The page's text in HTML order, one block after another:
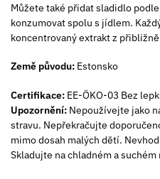
Můžete také přidat sladidlo
konzumovat spolu s jídlem.
koncentrovaný extrakt z přibližně
Země původu: Estonsko
Certifikace: EE-ÖKO-03 Bez
Upozornění: Nepoužívejte jako
stravu. Nepřekračujte
mimo dosah malých dětí.
Skladujte na chladném a suchém